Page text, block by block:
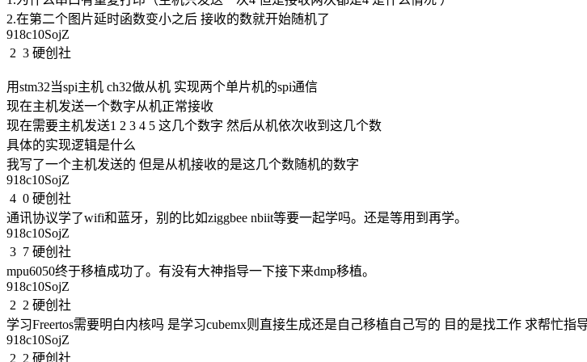
2.在第二个图片延时函数变小之后 接收的数就开始随机了
918c10SojZ
2 3 硬创社
用stm32当spi主机 ch32做从机 实现两个单片机的spi通信
现在主机发送一个数字从机正常接收
现在需要主机发送1 2 3 4 5 这几个数字 然后从机依次收到这几个数
具体的实现逻辑是什么
我写了一个主机发送的 但是从机接收的是这几个数随机的数字
918c10SojZ
4 0 硬创社
通讯协议学了wifi和蓝牙，别的比如ziggbee nbiit等要一起学吗。还是等用到再学。
918c10SojZ
3 7 硬创社
mpu6050终于移植成功了。有没有大神指导一下接下来dmp移植。
918c10SojZ
2 2 硬创社
学习Freertos需要明白内核吗 是学习cubemx则直接生成还是自己移植自己写的 目的是找工作 求帮忙
918c10SojZ
2 2 硬创社